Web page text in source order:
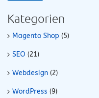
Kategorien
Magento Shop (5)
SEO (21)
Webdesign (2)
WordPress (9)